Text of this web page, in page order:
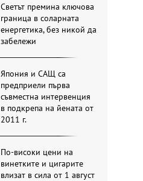
Светът премина ключова
граница в соларната
енергетика, без никой да
забележи
Япония и САЩ са
предприели първа
съвместна интервенция
в подкрепа на йената от
2011 г.
По-високи цени на
винетките и цигарите
влизат в сила от 1 август